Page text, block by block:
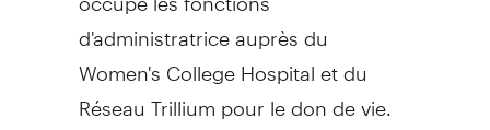
d'administratrice auprès du
Women's College Hospital et du
Réseau Trillium pour le don de vie.